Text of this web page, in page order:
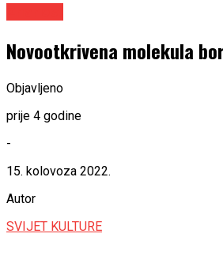
Novootkrivena molekula
Objavljeno
prije 4 godine
-
15. kolovoza 2022.
Autor
SVIJET KULTURE